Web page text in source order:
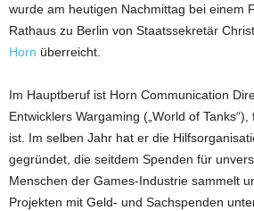
wurde am heutigen Nachmittag bei einem
Rathaus zu Berlin von Staatssekretär
Horn überreicht.
Im Hauptberuf ist Horn Communication
Entwicklers Wargaming („World of
ist. Im selben Jahr hat er die
gegründet, die seitdem Spenden für
Menschen der Games-Industrie sammelt
Projekten mit Geld- und Sachspenden